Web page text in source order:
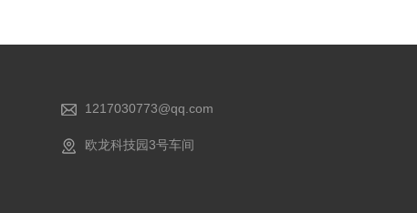
1217030773@qq.com
欧龙科技园3号车间